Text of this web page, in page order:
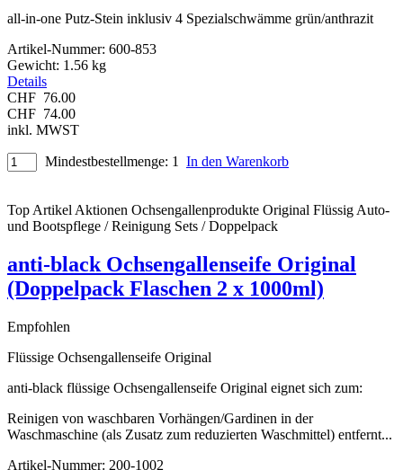
all-in-one Putz-Stein inklusiv 4 Spezialschwämme grün/anthrazit
Artikel-Nummer: 600-853
Gewicht: 1.56 kg
Details
CHF 76.00
CHF 74.00
inkl. MWST
Mindestbestellmenge: 1 In den Warenkorb
Top Artikel Aktionen Ochsengallenprodukte Original Flüssig Auto-
und Bootspflege / Reinigung Sets / Doppelpack
anti-black Ochsengallenseife Original
(Doppelpack Flaschen 2 x 1000ml)
Empfohlen
Flüssige Ochsengallenseife Original
anti-black flüssige Ochsengallenseife Original eignet sich zum:
Reinigen von waschbaren Vorhängen/Gardinen in der
Waschmaschine (als Zusatz zum reduzierten Waschmittel) entfernt...
Artikel-Nummer: 200-1002